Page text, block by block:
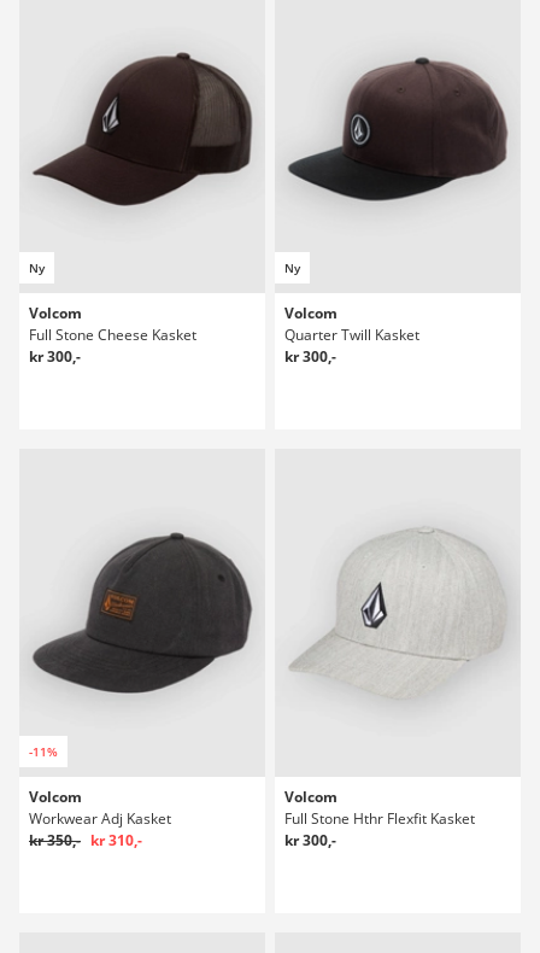
Ny
Volcom
Full Stone Cheese Kasket
kr 300,-
Ny
Volcom
Quarter Twill Kasket
kr 300,-
-11%
Volcom
Workwear Adj Kasket
kr 350,- kr 310,-
Volcom
Full Stone Hthr Flexfit Kasket
kr 300,-